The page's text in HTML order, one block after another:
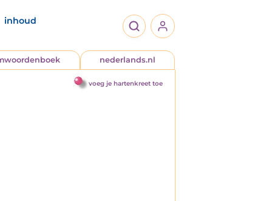
inhoud
nederlands.nl
voeg je hartenkreet toe